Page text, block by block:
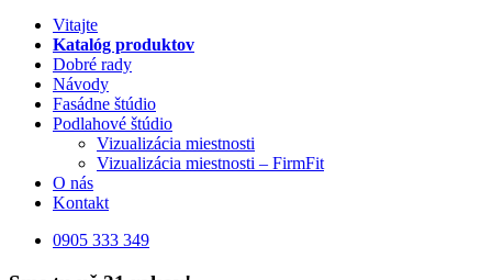
Vitajte
Katalóg produktov
Dobré rady
Návody
Fasádne štúdio
Podlahové štúdio
Vizualizácia miestnosti
Vizualizácia miestnosti – FirmFit
O nás
Kontakt
0905 333 349